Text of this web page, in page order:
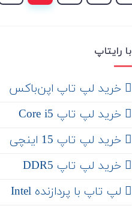
با رایتاپ
‌ خرید لپ تاپ اپن‌باکس
خرید لپ تاپ Core i5
‌‌ خرید لپ تاپ 15 اینچی
خرید لپ تاپ DDR5
لپ تاپ با پردازنده Intel